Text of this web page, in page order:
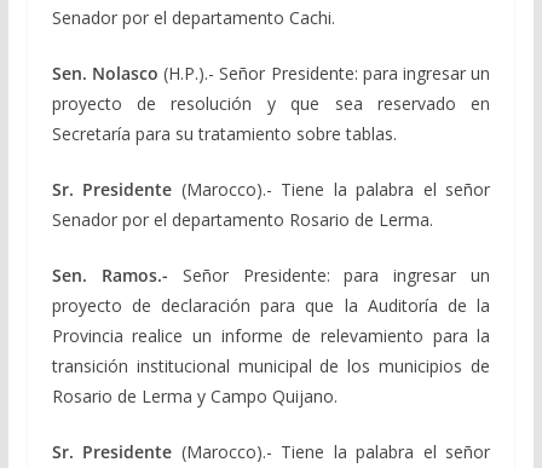
Senador por el departamento Cachi.
Sen. Nolasco(H.P.).- Señor Presidente: para ingresar un
proyecto de resolución y que sea reservado en
Secretaría para su tratamiento sobre tablas.
Sr. Presidente (Marocco).- Tiene la palabra el señor
Senador por el departamento Rosario de Lerma.
Sen. Ramos.- Señor Presidente: para ingresar un
proyecto de declaración para que la Auditoría de la
Provincia realice un informe de relevamiento para la
transición institucional municipal de los municipios de
Rosario de Lerma y Campo Quijano.
Sr. Presidente (Marocco).- Tiene la palabra el señor